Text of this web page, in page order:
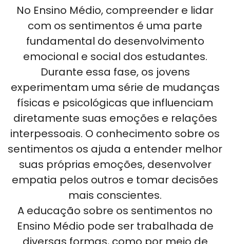
No Ensino Médio, compreender e lidar
com os sentimentos é uma parte
fundamental do desenvolvimento
emocional e social dos estudantes.
Durante essa fase, os jovens
experimentam uma série de mudanças
físicas e psicológicas que influenciam
diretamente suas emoções e relações
interpessoais. O conhecimento sobre os
sentimentos os ajuda a entender melhor
suas próprias emoções, desenvolver
empatia pelos outros e tomar decisões
mais conscientes.
A educação sobre os sentimentos no
Ensino Médio pode ser trabalhada de